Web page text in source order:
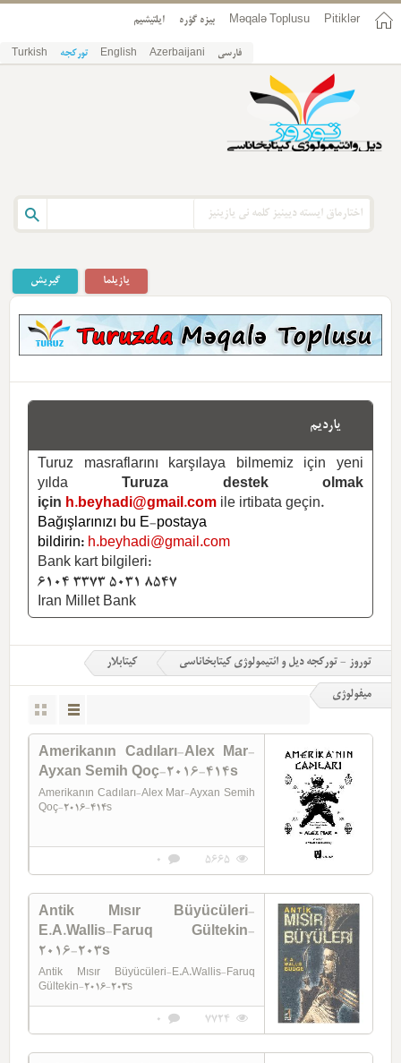
Pitiklər
Məqalə Toplusu بیزه گؤره ایلتیشیم
فارسی Azerbaijani
English تورکجه Turkish
گیریش یازیلما
یاردیم
Turuz masraflarını karşılaya bilmemiz için yeni
yılda
Turuza destek olmak
için h.beyhadi@gmail.com ile irtibata geçin.
Bağışlarınızı bu E-postaya
bildirin: h.beyhadi@gmail.com
Bank kart bilgileri:
6104 3373 5031 8547
Iran Millet Bank
توروز - تورکجه دیل و ائتیمولوژی کیتابخاناسی کیتابلار
میفولوژی
Amerikanın Cadıları-Alex Mar-
Ayxan Semih Qoç-2016-414s
Amerikanın Cadıları-Alex Mar-Ayxan Semih
Qoç-2016-414s
5665
0
Antik Mısır Büyücüleri-
E.A.Wallis-Faruq Gültekin-
2016-203s
Antik Mısır Büyücüleri-E.A.Wallis-Faruq
Gültekin-2016-203s
7724
0